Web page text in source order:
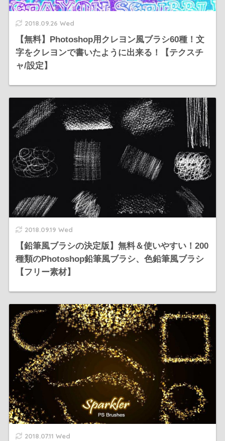
2018.09.26 Wed
【無料】Photoshop用クレヨン風ブラシ60種！文
字をクレヨンで書いたように出来る！【テクスチ
ャ/設定】
2018.09.19 Wed
【鉛筆風ブラシの決定版】無料＆使いやすい！200
種類のPhotoshop鉛筆風ブラシ、色鉛筆風ブラシ
【フリー素材】
2018.07.11 Wed